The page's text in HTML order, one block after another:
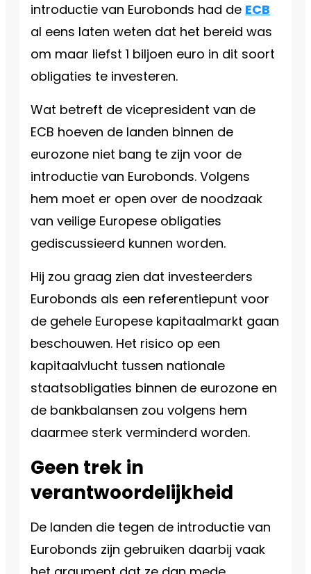
introductie van Eurobonds had de ECB
al eens laten weten dat het bereid was
om maar liefst 1 biljoen euro in dit soort
obligaties te investeren.
Wat betreft de vicepresident van de
ECB hoeven de landen binnen de
eurozone niet bang te zijn voor de
introductie van Eurobonds. Volgens
hem moet er open over de noodzaak
van veilige Europese obligaties
gediscussieerd kunnen worden.
Hij zou graag zien dat investeerders
Eurobonds als een referentiepunt voor
de gehele Europese kapitaalmarkt gaan
beschouwen. Het risico op een
kapitaalvlucht tussen nationale
staatsobligaties binnen de eurozone en
de bankbalansen zou volgens hem
daarmee sterk verminderd worden.
Geen trek in
verantwoordelijkheid
De landen die tegen de introductie van
Eurobonds zijn gebruiken daarbij vaak